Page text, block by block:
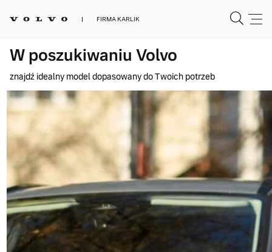
FIRMA KARLIK
W poszukiwaniu Volvo
znajdź idealny model dopasowany do Twoich potrzeb